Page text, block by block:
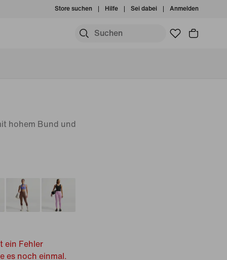
Store suchen Hilfe Sei dabei Anmelden
hohem Bund und
ein Fehler
es noch einmal.